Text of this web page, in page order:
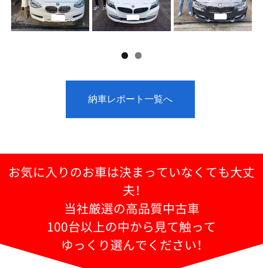
納車レポート一覧へ
お気に入りのお車は決まっていなくても大丈
夫！
当社厳選の高品質中古車
100台以上の中から見て触って
ゆっくり選んでください！